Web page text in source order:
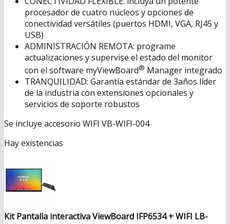
procesador de cuatro núcleos y opciones de
conectividad versátiles (puertos HDMI, VGA, RJ45 y
USB)
ADMINISTRACIÓN REMOTA: programe
actualizaciones y supervise el estado del monitor
con el software myViewBoard® Manager integrado
TRANQUILIDAD: Garantía estándar de 3años líder
de la industria con extensiones opcionales y
servicios de soporte robustos
Se incluye accesorio WIFI VB-WIFI-004
Hay existencias
Kit Pantalla interactiva ViewBoard IFP6534 + WIFI LB-